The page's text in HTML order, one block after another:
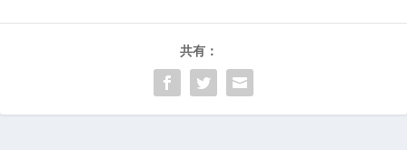
共有：